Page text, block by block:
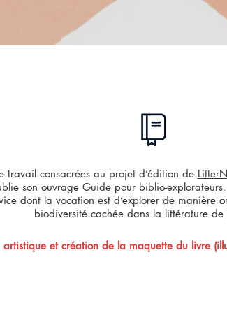
travail consacrées au projet d’édition de
son ouvrage Guide pour biblio-
dont la vocation est d’explorer de manière
biodiversité cachée dans la littérature de
artistique et création de la maquette du livre